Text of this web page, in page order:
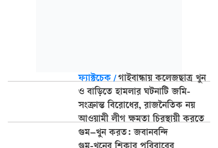
ফ্যাক্টচেক/গাইবান্ধায় কলেজছাত্র খুন
ও বাড়িতে হামলার ঘটনাটি জমি-
সংক্রান্ত বিরোধের, রাজনৈতিক নয়
আওয়ামী লীগ ক্ষমতা চিরস্থায়ী করতে
গুম–খুন করত: জবানবন্দি